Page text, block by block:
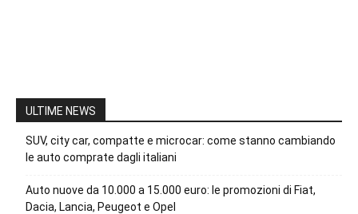
ULTIME NEWS
SUV, city car, compatte e microcar: come stanno cambiando
le auto comprate dagli italiani
Auto nuove da 10.000 a 15.000 euro: le promozioni di Fiat,
Dacia, Lancia, Peugeot e Opel